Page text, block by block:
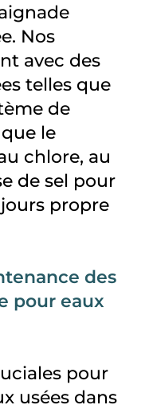
Nos
avec des
telles que
de
le
chlore, au
de sel pour
propre
des
pour eaux
pour
usées dans